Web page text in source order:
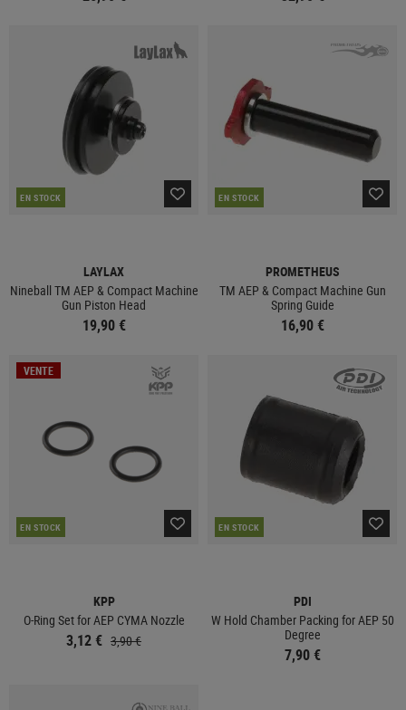
EN STOCK
LAYLAX
Nineball TM AEP & Compact Machine
Gun Piston Head
19,90 €
EN STOCK
PROMETHEUS
TM AEP & Compact Machine Gun
Spring Guide
16,90 €
VENTE
EN STOCK
KPP
O-Ring Set for AEP CYMA Nozzle
3,12 € 3,90 €
EN STOCK
PDI
W Hold Chamber Packing for AEP 50
Degree
7,90 €